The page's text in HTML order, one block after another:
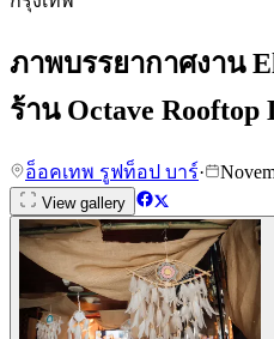
ภาพบรรยากาศงาน
ร้าน Octave Rooftop
อ็อคเทพ รูฟท็อป บาร์·
View gallery